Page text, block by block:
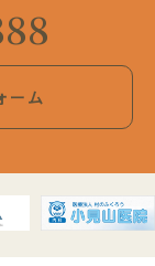
ーム